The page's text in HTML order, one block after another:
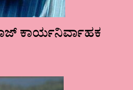
ಕಾರ್ಯನಿರ್ವಾಹಕ